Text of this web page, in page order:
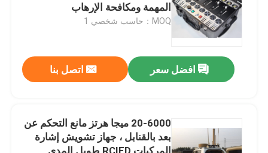
المهمة ومكافحة الإرهاب
MOQ：حاسب شخصي 1
افضل سعر اتصل بنا
20-6000 ميجا هرتز مانع التحكم عن
بعد بالقنابل ، جهاز تشويش إشارة
المركبات RCIED طويل المدى